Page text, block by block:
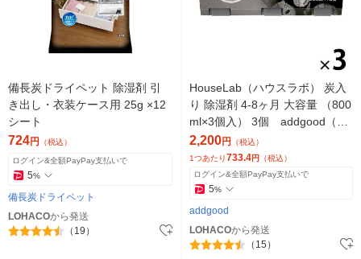
備長炭ドライペット 除湿剤 引
き出し・衣装ケース用 25g ×12
シート
724円 （税込）
ログイン&全額PayPay支払いで
5%
備長炭ドライペット
LOHACOから発送
（19）
HouseLab（ハウスラボ） 炭入
り 除湿剤 4-8ヶ月 大容量 （800
ml×3個入） 3個 addgood（ア
ドグッド）
2,200円 （税込）
1つあたり733.4円 （税込）
ログイン&全額PayPay支払いで
5%
addgood
LOHACOから発送
（15）